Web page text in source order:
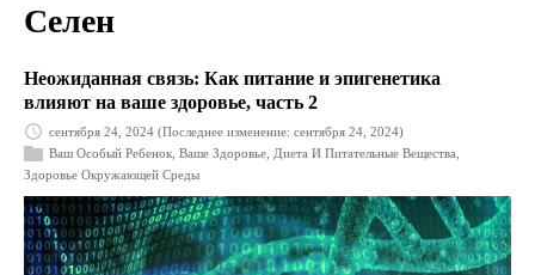
Селен
Неожиданная связь: Как питание и эпигенетика
влияют на ваше здоровье, часть 2
сентября 24, 2024 (Последнее изменение: сентября 24, 2024)
Ваш Особый Ребенок Ваше Здоровье Диета И Питательные Вещества
Здоровье Окружающей Среды